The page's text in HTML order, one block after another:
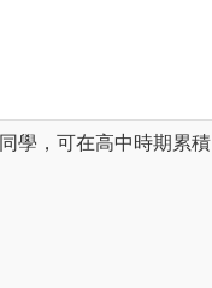
學，可在高中時期累積